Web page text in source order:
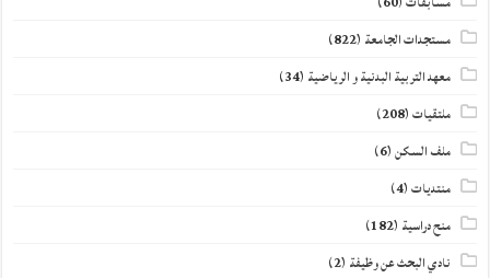
مستجدات الجامعة (822)
معهد التربية البدنية و الرياضية (34)
ملتقيات(208)
ملف السكن(6)
منتديات(4)
منح دراسية (182)
نادي البحث عن وظيفة (2)